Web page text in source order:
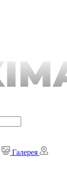
Галерея